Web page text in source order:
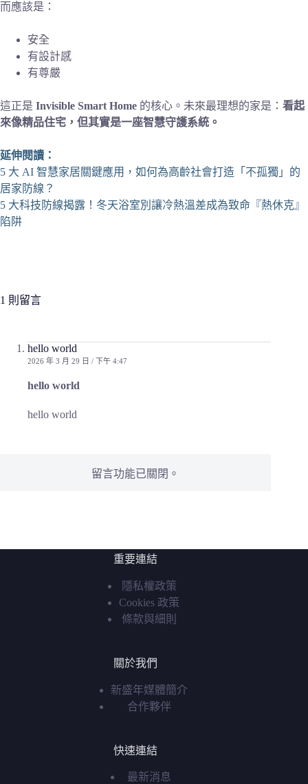
而應該是：
安全
有設計感
有尊嚴
這正是 Invisible Smart Home 的核心。未來最理想的家是： 看起
來像精品住宅，但其實是一座智慧守護系統。
延伸閱讀：
5 大 AI 智慧家居關鍵應用，如何為高齡社會打造「不孤獨」的
居家防線？
5 大科技防線揭露！冬天浴室別讓冷熱溫差成為致命『熱休克』
陷阱
1 則留言
hello world
2026 年 3 月 29 日 / 下午 4:47
hello world
hello world
留言功能已關閉。
重要連結
隱私權政策
Cookies 政策
條款與細則
關於我們
新盛年媒體簡介
合作夥伴
快速連結
最新消息